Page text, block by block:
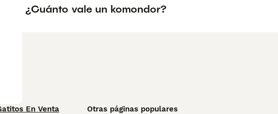
¿Cuánto vale un komondor?
En Venta
Otras páginas populares